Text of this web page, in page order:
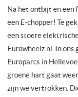
Na het ontbijt en een
een E-chopper! Te
een stoere
Eurowheelz.nl. In ons
Europarcs in
groene hart gaat
zijn we vertrokken.